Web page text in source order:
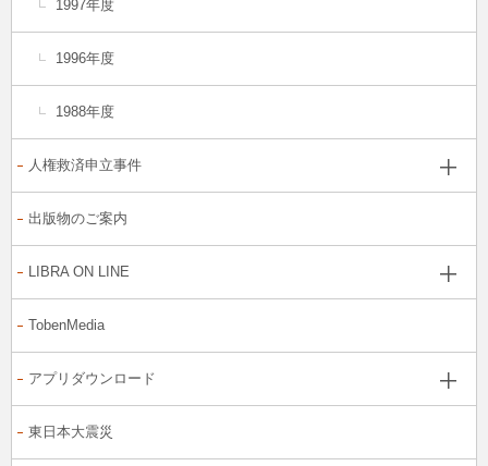
1997年度
1996年度
1988年度
人権救済申立事件
出版物のご案内
LIBRA ON LINE
TobenMedia
アプリダウンロード
東日本大震災